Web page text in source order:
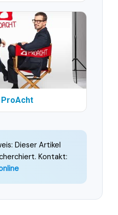
Dieser Artikel
Kontakt: